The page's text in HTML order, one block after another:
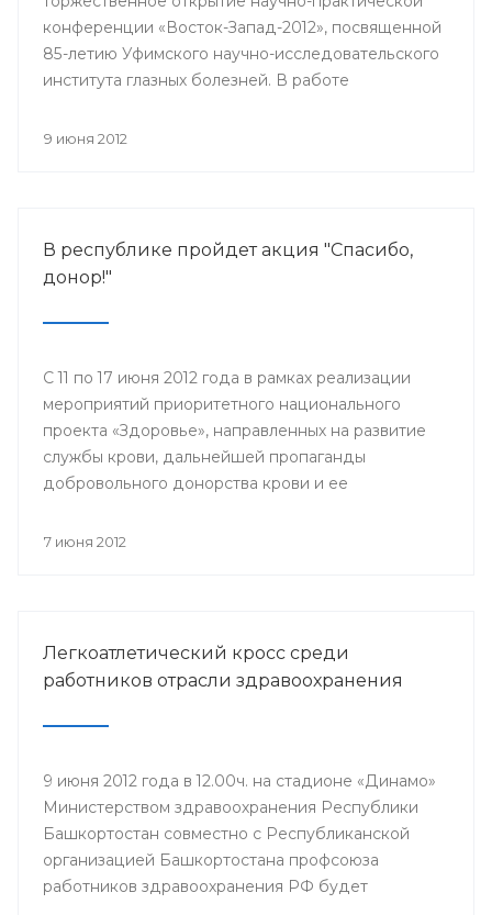
конференции «Восток-Запад-2012», посвященной
85-летию Уфимского научно-исследовательского
института глазных болезней. В работе
ведущих офтальмологов России и мира.
9 июня 2012
В республике пройдет акция "Спасибо,
донор!"
С 11 по 17 июня 2012 года в рамках реализации
мероприятий приоритетного национального
проекта «Здоровье», направленных на развитие
службы крови, дальнейшей пропаганды
добровольного донорства крови и ее
информационная акция «Спасибо, донор!»,
7 июня 2012
Легкоатлетический кросс среди
работников отрасли здравоохранения
9 июня 2012 года в 12.00ч. на стадионе «Динамо»
Министерством здравоохранения Республики
Башкортостан совместно с Республиканской
организацией Башкортостана профсоюза
работников здравоохранения РФ будет